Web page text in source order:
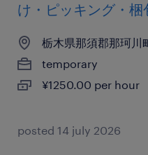
け・ピッキング・梱
栃木県那須郡那珂川
temporary
¥1250.00 per hour
posted 14 july 2026